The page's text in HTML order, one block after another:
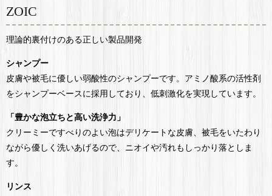
ZOIC
理論的裏付けのある正しい製品開発
シャンプー
皮膚や被毛に優しい弱酸性のシャンプーです。アミノ酸系の活性剤
をシャンプーベースに採用しており、低刺激化を実現しています。
「豊かな泡立ちと高い洗浄力」
クリーミーですべりのよい泡はデリケートな皮膚、被毛をいたわり
ながら優しく洗いあげるので、ニオイや汚れもしっかり落としま
す。
リンス